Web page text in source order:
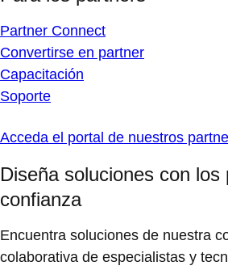
Partner Connect
Convertirse en partner
Capacitación
Soporte
Acceda el portal de nuestros
Diseña soluciones con los
confianza
Encuentra soluciones de nuestra
colaborativa de especialistas y